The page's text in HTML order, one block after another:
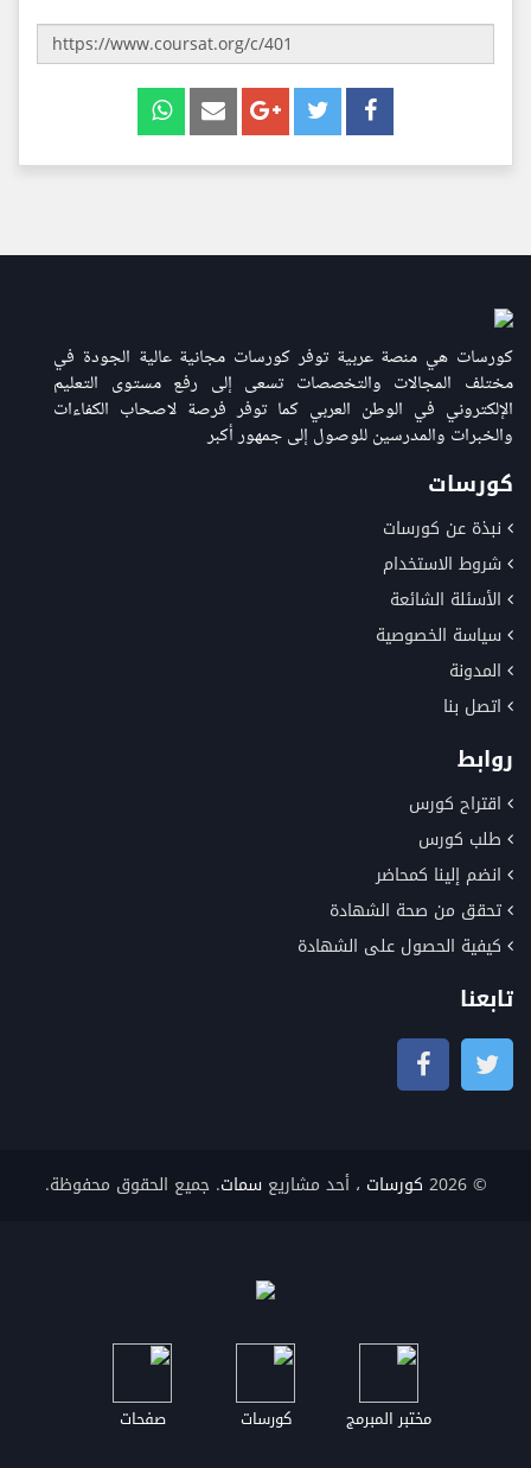
كورسات هي منصة عربية توفر كورسات مجانية عالية الجودة في
مختلف المجالات والتخصصات تسعى إلى رفع مستوى التعليم
الإلكتروني في الوطن العربي كما توفر فرصة لاصحاب الكفاءات
والخبرات والمدرسين للوصول إلى جمهور أكبر
كورسات
نبذة عن كورسات
شروط الاستخدام
الأسئلة الشائعة
سياسة الخصوصية
المدونة
اتصل بنا
روابط
اقتراح كورس
طلب كورس
انضم إلينا كمحاضر
تحقق من صحة الشهادة
كيفية الحصول على الشهادة
تابعنا
© 2026 كورسات ، أحد مشاريعسمات. جميع الحقوق محفوظة.
مختبر المبرمج كورسات صفحات